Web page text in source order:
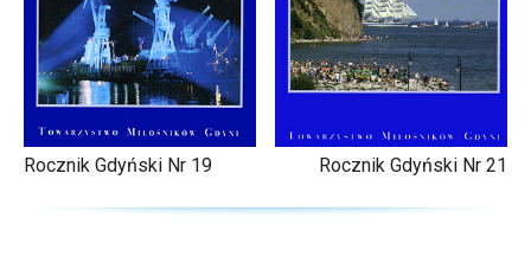
Rocznik Gdyński Nr 19 Rocznik Gdyński Nr 21